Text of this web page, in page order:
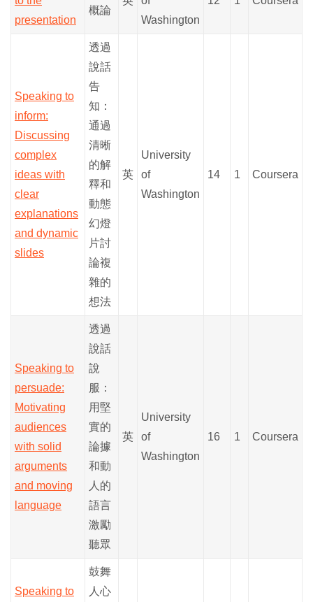
presentation
概論
Washington
Speaking to
inform:
Discussing
complex
ideas with
clear
explanations
and dynamic
slides
透過
說話
告
知：
通過
清晰
的解
釋和
動態
幻燈
片討
論複
雜的
想法
英
University
of
Washington
14 1 Coursera
Speaking to
persuade:
Motivating
audiences
with solid
arguments
and moving
language
透過
說話
說
服：
用堅
實的
論據
和動
人的
語言
激勵
聽眾
英
University
of
Washington
16 1 Coursera
Speaking to
鼓舞
人心